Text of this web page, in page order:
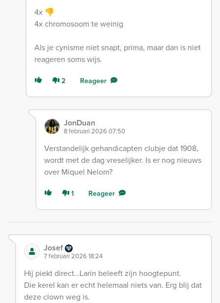
4x 👎
4x chromosoom te weinig
Als je cynisme niet snapt, prima, maar dan is niet
reageren soms wijs.
2 Reageer
JonDuan
8 februari 2026 07:50
Verstandelijk gehandicapten clubje dat 1908,
wordt met de dag vreselijker. Is er nog nieuws
over Miquel Nelom?
1 Reageer
Josef
7 februari 2026 18:24
Hij piekt direct…Larin beleeft zijn hoogtepunt.
Die kerel kan er echt helemaal niets van. Erg blij dat
deze clown weg is.